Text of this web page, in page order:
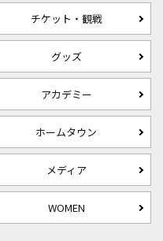
チケット・観戦
グッズ
アカデミー
ホームタウン
メディア
WOMEN